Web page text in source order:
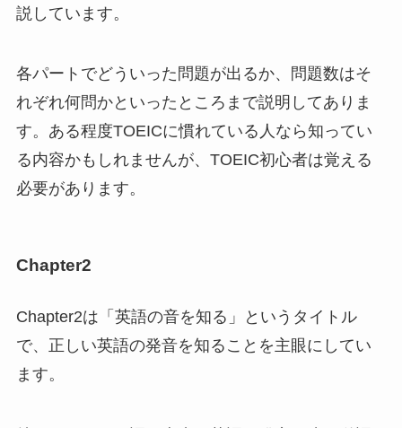
説しています。
各パートでどういった問題が出るか、問題数はそ
れぞれ何問かといったところまで説明してありま
す。ある程度TOEICに慣れている人なら知ってい
る内容かもしれませんが、TOEIC初心者は覚える
必要があります。
Chapter2
Chapter2は「英語の音を知る」というタイトル
で、正しい英語の発音を知ることを主眼にしてい
ます。